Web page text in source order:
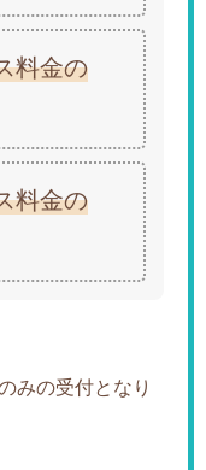
料金の
料金の
みの受付となり